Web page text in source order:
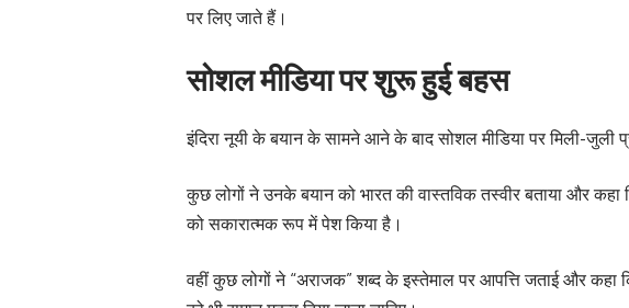
पर लिए जाते हैं।
सोशल मीडिया पर शुरू हुई बहस
इंदिरा नूयी के बयान के सामने आने के बाद सोशल मीडिया पर मिली-जुली
कुछ लोगों ने उनके बयान को भारत की वास्तविक तस्वीर बताया और कहा
को सकारात्मक रूप में पेश किया है।
वहीं कुछ लोगों ने “अराजक” शब्द के इस्तेमाल पर आपत्ति जताई और कहा